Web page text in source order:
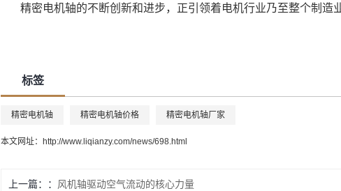
精密电机轴的不断创新和进步，正引领着电机行业乃至整个制造
标签
精密电机轴 精密电机轴价格 精密电机轴厂家
本文网址： http://www.liqianzy.com/news/698.html
上一篇： 风机轴驱动空气流动的核心力量